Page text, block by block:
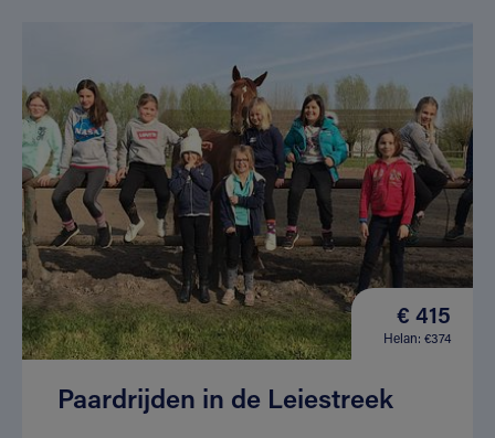
€ 415
Helan: €374
Paardrijden in de Leiestreek